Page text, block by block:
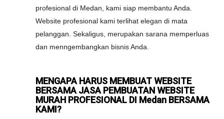
profesional di Medan, kami siap membantu Anda.
Website profesional kami terlihat elegan di mata
pelanggan. Sekaligus, merupakan sarana memperluas
dan menngembangkan bisnis Anda.
MENGAPA HARUS MEMBUAT WEBSITE
BERSAMA JASA PEMBUATAN WEBSITE
MURAH PROFESIONAL DI Medan BERSAMA
KAMI?